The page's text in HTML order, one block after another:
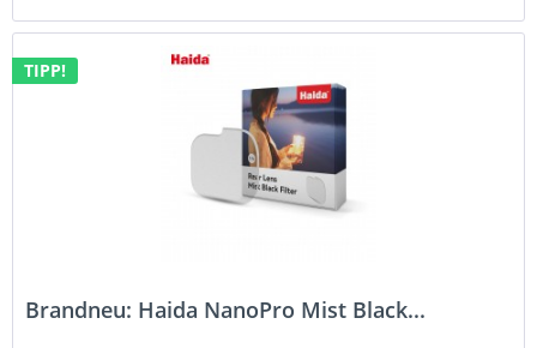
TIPP!
Brandneu: Haida NanoPro Mist Black...